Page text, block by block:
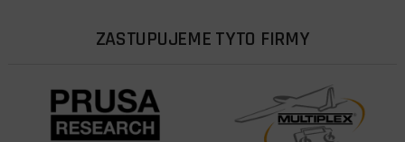
ZASTUPUJEME TYTO FIRMY